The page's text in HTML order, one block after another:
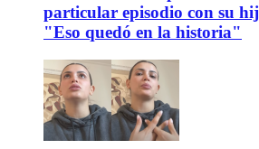
particular episodio con su
"Eso quedó en la historia"